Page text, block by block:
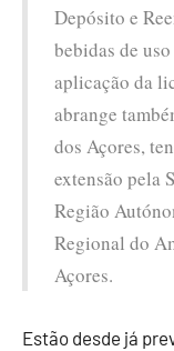
Depósito e
bebidas de
aplicação da
abrange
dos Açores,
extensão pela
Região
Regional do
Açores.
Estão desde já